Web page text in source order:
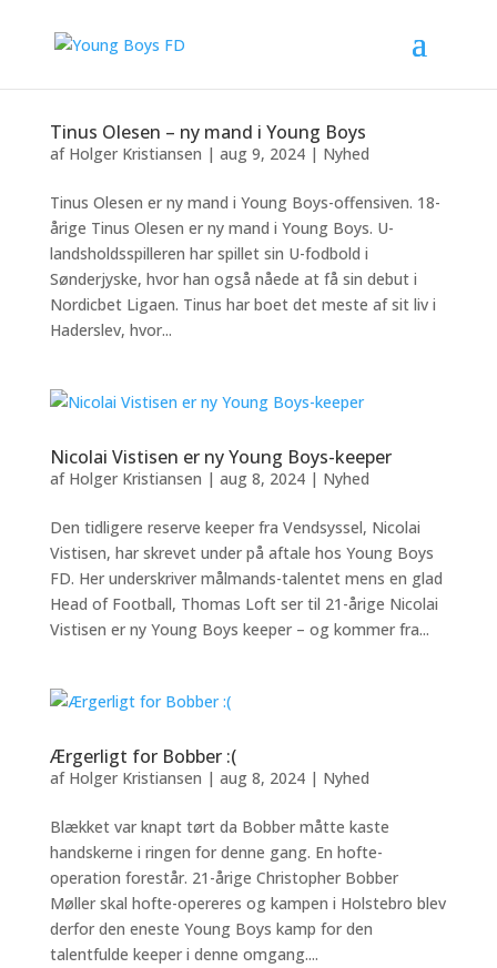
Tinus Olesen – ny mand i Young Boys
af Holger Kristiansen | aug 9, 2024| Nyhed
Tinus Olesen er ny mand i Young Boys-offensiven. 18-
årige Tinus Olesen er ny mand i Young Boys. U-
landsholdsspilleren har spillet sin U-fodbold i
Sønderjyske, hvor han også nåede at få sin debut i
Nordicbet Ligaen. Tinus har boet det meste af sit liv i
Haderslev, hvor...
Nicolai Vistisen er ny Young Boys-keeper
af Holger Kristiansen | aug 8, 2024| Nyhed
Den tidligere reserve keeper fra Vendsyssel, Nicolai
Vistisen, har skrevet under på aftale hos Young Boys
FD. Her underskriver målmands-talentet mens en glad
Head of Football, Thomas Loft ser til 21-årige Nicolai
Vistisen er ny Young Boys keeper – og kommer fra...
Ærgerligt for Bobber :(
af Holger Kristiansen | aug 8, 2024| Nyhed
Blækket var knapt tørt da Bobber måtte kaste
handskerne i ringen for denne gang. En hofte-
operation forestår. 21-årige Christopher Bobber
Møller skal hofte-opereres og kampen i Holstebro blev
derfor den eneste Young Boys kamp for den
talentfulde keeper i denne omgang....